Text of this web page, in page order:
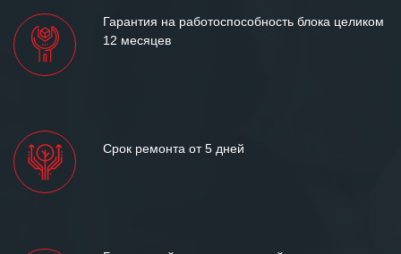
Гарантия на работоспособность блока целиком
12 месяцев
Срок ремонта от 5 дней